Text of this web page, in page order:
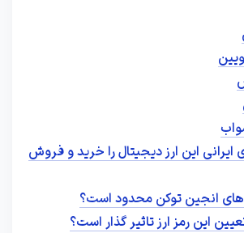
این ارز دیجیتال را خرید و فروش
های انجین توکن محدود است؟
این رمز ارز تاثیر گذار است؟